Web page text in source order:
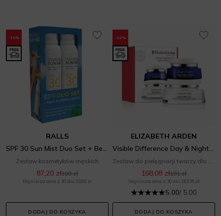
-20%
RALLS
Zestaw kosmetyków męskich
87,20 zł109 zł
Najniższa cena z 30 dni: 92,65 zł
DODAJ DO KOSZYKA
-12%
ELIZABETH ARDEN
168,08 zł191 zł
Najniższa cena z 30 dni: 162,35 zł
5.00/ 5.00
DODAJ DO KOSZYKA